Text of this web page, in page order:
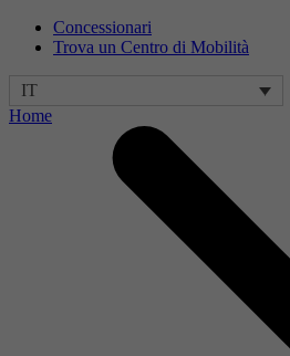
Concessionari
Trova un Centro di Mobilità
IT
Home